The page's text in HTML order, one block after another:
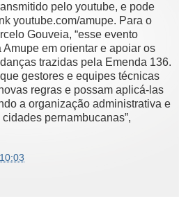
pelo youtube, e pode
youtube.com/amupe. Para o
Gouveia, “esse evento
em orientar e apoiar os
trazidas pela Emenda 136.
gestores e equipes técnicas
regras e possam aplicá-las
a organização administrativa e
pernambucanas”,
10:03